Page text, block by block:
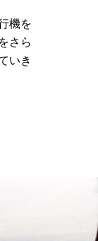
機を
さら
いき